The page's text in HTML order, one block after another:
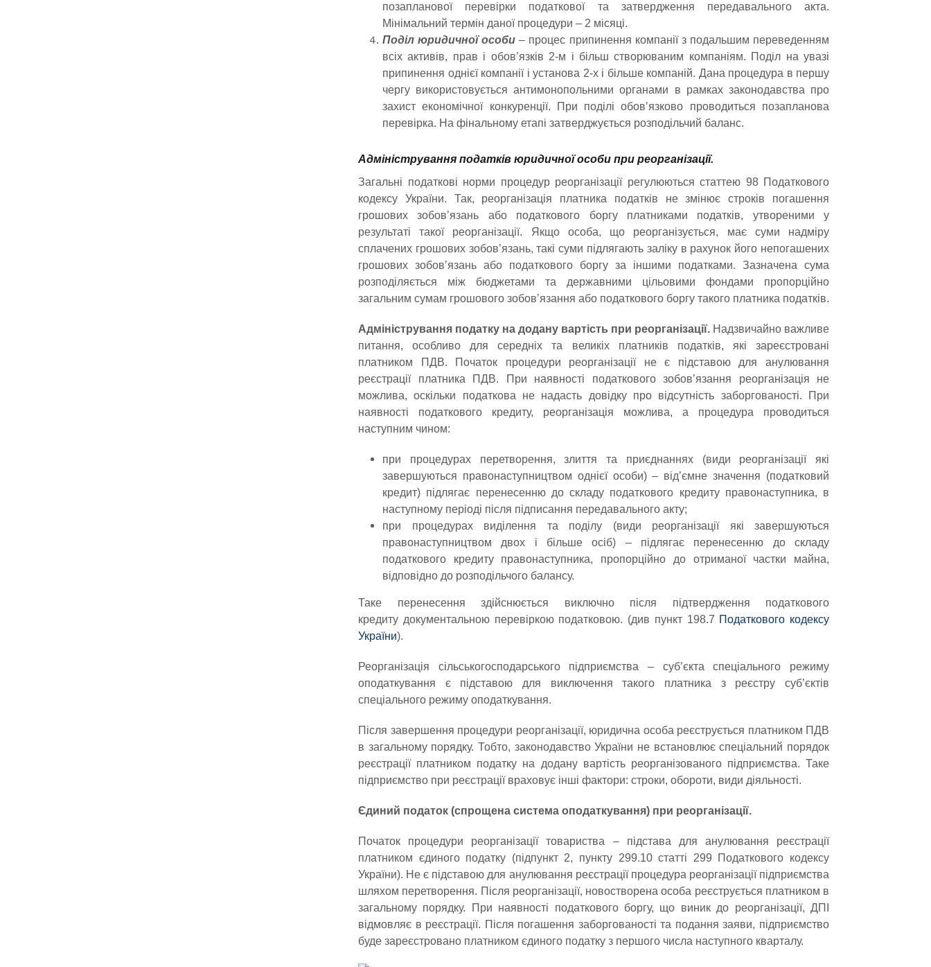
позапланової перевірки податкової та затвердження передавального акта.
Мінімальний термін даної процедури – 2 місяці.
Поділ юридичної особи – процес припинення компанії з подальшим переведенням
всіх активів, прав і обов’язків 2-м і більш створюваним компаніям. Поділ на увазі
припинення однієї компанії і установа 2-х і більше компаній. Дана процедура в першу
чергу використовується антимонопольними органами в рамках законодавства про
захист економічної конкуренції. При поділі обов’язково проводиться позапланова
перевірка. На фінальному етапі затверджується розподільчий баланс.
Адміністрування податків юридичної особи при реорганізації.
Загальні податкові норми процедур реорганізації регулюються статтею 98 Податкового
кодексу України. Так, реорганізація платника податків не змінює строків погашення
грошових зобов’язань або податкового боргу платниками податків, утвореними у
результаті такої реорганізації. Якщо особа, що реорганізується, має суми надміру
сплачених грошових зобов’язань, такі суми підлягають заліку в рахунок його непогашених
грошових зобов’язань або податкового боргу за іншими податками. Зазначена сума
розподіляється між бюджетами та державними цільовими фондами пропорційно
загальним сумам грошового зобов’язання або податкового боргу такого платника податків.
Адміністрування податку на додану вартість при реорганізації. Надзвичайно важливе
питання, особливо для середніх та великіх платників податків, які зареєстровані
платником ПДВ. Початок процедури реорганізації не є підставою для анулювання
реєстрації платника ПДВ. При наявності податкового зобов’язання реорганізація не
можлива, оскільки податкова не надасть довідку про відсутність заборгованості. При
наявності податкового кредиту, реорганізація можлива, а процедура проводиться
наступним чином:
при процедурах перетворення, злиття та приєднаннях (види реорганізації які
завершуються правонаступництвом однієї особи) – від’ємне значення (податковий
кредит) підлягає перенесенню до складу податкового кредиту правонаступника, в
наступному періоді після підписання передавального акту;
при процедурах виділення та поділу (види реорганізації які завершуються
правонаступництвом двох і більше осіб) – підлягає перенесенню до складу
податкового кредиту правонаступника, пропорційно до отриманої частки майна,
відповідно до розподільчого балансу.
Таке перенесення здійснюється виключно після підтвердження податкового
кредиту документальною перевіркою податковою. (див пункт 198.7 Податкового кодексу
України).
Реорганізація сільськогосподарського підприємства – суб’єкта спеціального режиму
оподаткування є підставою для виключення такого платника з реєстру суб’єктів
спеціального режиму оподаткування.
Після завершення процедури реорганізації, юридична особа реєструється платником ПДВ
в загальному порядку. Тобто, законодавство України не встановлює спеціальний порядок
реєстрації платником податку на додану вартість реорганізованого підприємства. Таке
підприємство при реєстрації враховує інші фактори: строки, обороти, види діяльності.
Єдиний податок (спрощена система оподаткування) при реорганізації.
Початок процедури реорганізації товариства – підстава для анулювання реєстрації
платником єдиного податку (підпункт 2, пункту 299.10 статті 299 Податкового кодексу
України). Не є підставою для анулювання реєстрації процедура реорганізації підприємства
шляхом перетворення. Після реорганізації, новостворена особа реєструється платником в
загальному порядку. При наявності податкового боргу, що виник до реорганізації, ДПІ
відмовляє в реєстрації. Після погашення заборгованості та подання заяви, підприємство
буде зареєстровано платником єдиного податку з першого числа наступного кварталу.